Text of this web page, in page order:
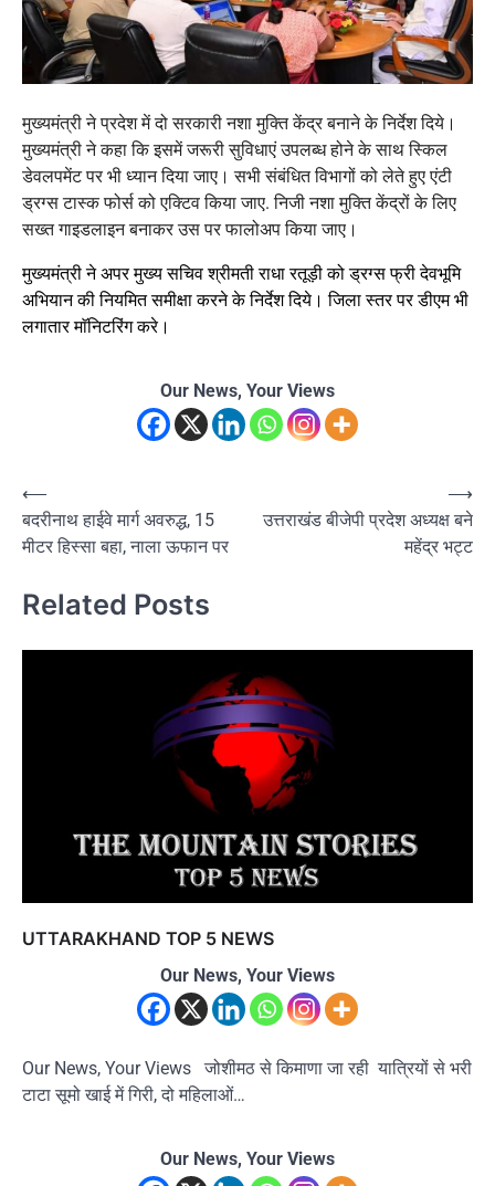
मुख्यमंत्री ने प्रदेश में दो सरकारी नशा मुक्ति केंद्र बनाने के निर्देश दिये।
मुख्यमंत्री ने कहा कि इसमें जरूरी सुविधाएं उपलब्ध होने के साथ स्किल
डेवलपमेंट पर भी ध्यान दिया जाए। सभी संबंधित विभागों को लेते हुए एंटी
ड्रग्स टास्क फोर्स को एक्टिव किया जाए. निजी नशा मुक्ति केंद्रों के लिए
सख्त गाइडलाइन बनाकर उस पर फालोअप किया जाए।
मुख्यमंत्री ने अपर मुख्य सचिव श्रीमती राधा रतूड़ी को ड्रग्स फ्री देवभूमि
अभियान की नियमित समीक्षा करने के निर्देश दिये। जिला स्तर पर डीएम भी
लगातार माॅनिटरिंग करे।
Our News, Your Views
Post
navigation
⟵
बदरीनाथ हाईवे मार्ग अवरुद्ध, 15
मीटर हिस्सा बहा, नाला ऊफान पर
उत्तराखंड बीजेपी प्रदेश अध्यक्ष बने
महेंद्र भट्ट
⟶
Related Posts
UTTARAKHAND TOP 5 NEWS
Our News, Your Views
Our News, Your Views जोशीमठ से किमाणा जा रही यात्रियों से भरी
टाटा सूमो खाई में गिरी, दो महिलाओं…
Our News, Your Views